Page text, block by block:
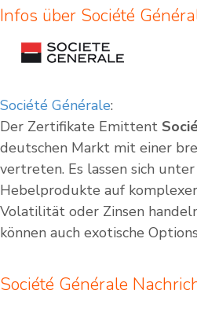
Infos über Société
Société Générale:
Der Zertifikate Emittent
deutschen Markt mit einer
vertreten. Es lassen sich
Hebelprodukte auf
Volatilität oder Zinsen
können auch exotische
Société Générale